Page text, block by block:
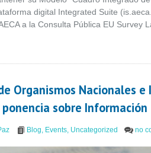
digital Integrated Suite
a la Consulta Pública EU Survey
Organismos Nacionales
ponencia sobre Información
Blog, Events, Uncategorized no